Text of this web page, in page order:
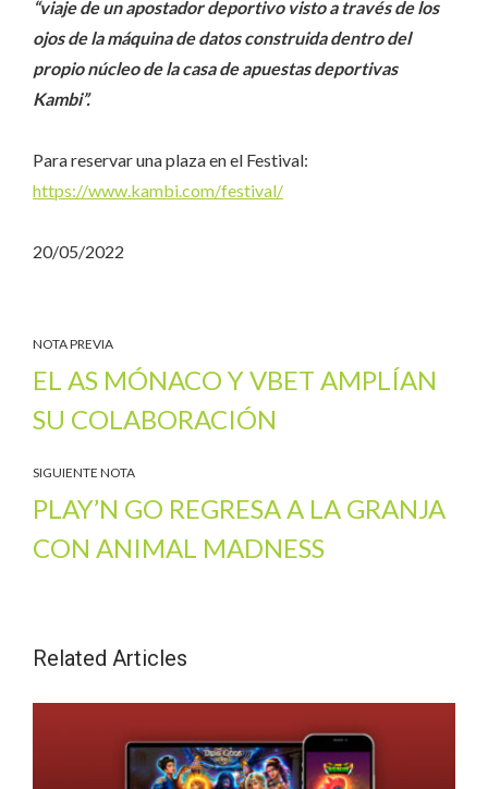
“viaje de un apostador deportivo visto a través de los
ojos de la máquina de datos construida dentro del
propio núcleo de la casa de apuestas deportivas
Kambi”.
Para reservar una plaza en el Festival:
https://www.kambi.com/festival/
20/05/2022
NOTA PREVIA
EL AS MÓNACO Y VBET AMPLÍAN
SU COLABORACIÓN
SIGUIENTE NOTA
PLAY’N GO REGRESA A LA GRANJA
CON ANIMAL MADNESS
Related Articles